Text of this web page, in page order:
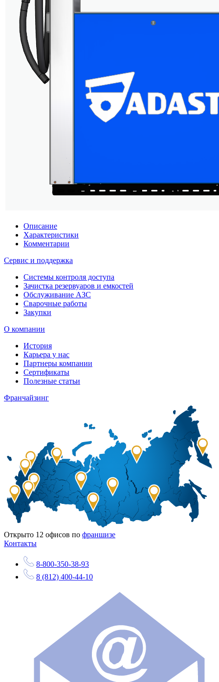
Описание
Характеристики
Комментарии
Сервис и поддержка
Системы контроля доступа
Зачистка резервуаров и емкостей
Обслуживание АЗС
Сварочные работы
Закупки
О компании
История
Карьера у нас
Партнеры компании
Сертификаты
Полезные статьи
Франчайзинг
Открыто 12 офисов по франшизе
Контакты
8-800-350-38-93
8 (812) 400-44-10